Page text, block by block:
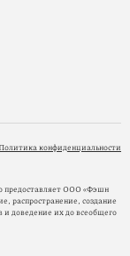
конфиденциальности
предоставляет ООО «Фэшн
распространение, создание
доведение их до всеобщего